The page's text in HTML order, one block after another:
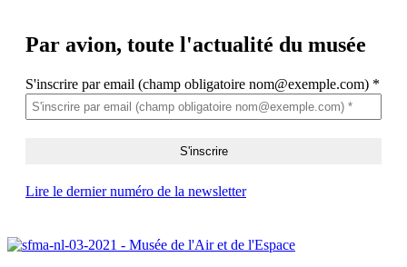
Par avion, toute l'actualité du musée
S'inscrire par email (champ obligatoire nom@exemple.com) *
Lire le dernier numéro de la newsletter